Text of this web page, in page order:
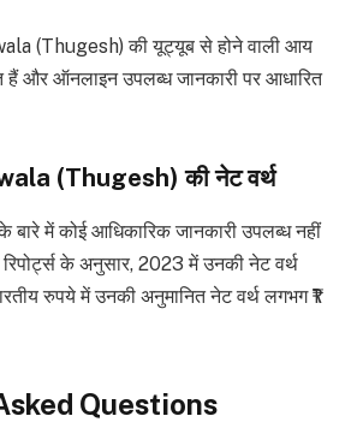
(Thugesh) की यूट्यूब से होने वाली आय
हैं और ऑनलाइन उपलब्ध जानकारी पर आधारित
(Thugesh) की नेट वर्थ
में कोई आधिकारिक जानकारी उपलब्ध नहीं
के अनुसार, 2023 में उनकी नेट वर्थ
रुपये में उनकी अनुमानित नेट वर्थ लगभग ₹1
Questions